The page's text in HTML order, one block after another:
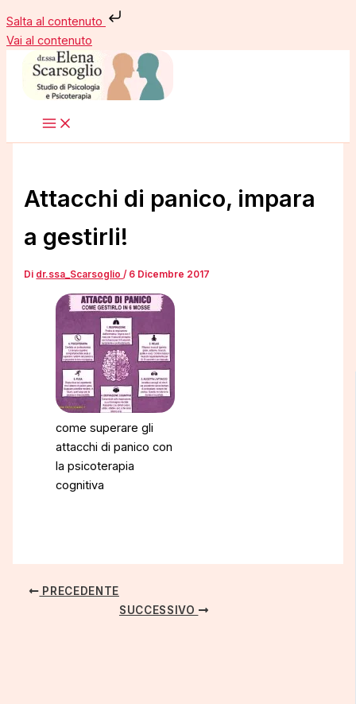
Salta al contenuto
Vai al contenuto
Attacchi di panico, impara
a gestirli!
Di dr.ssa_Scarsoglio/ 6 Dicembre 2017
come superare gli
attacchi di panico con
la psicoterapia
cognitiva
PRECEDENTE
SUCCESSIVO